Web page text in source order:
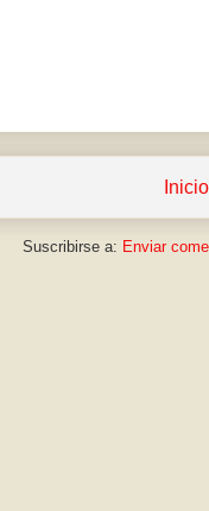
Inicio
Suscribirse a: Enviar